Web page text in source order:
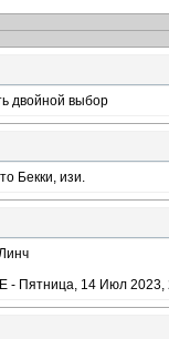
двойной выбор
Бекки, изи.
- Пятница, 14 Июл 2023,